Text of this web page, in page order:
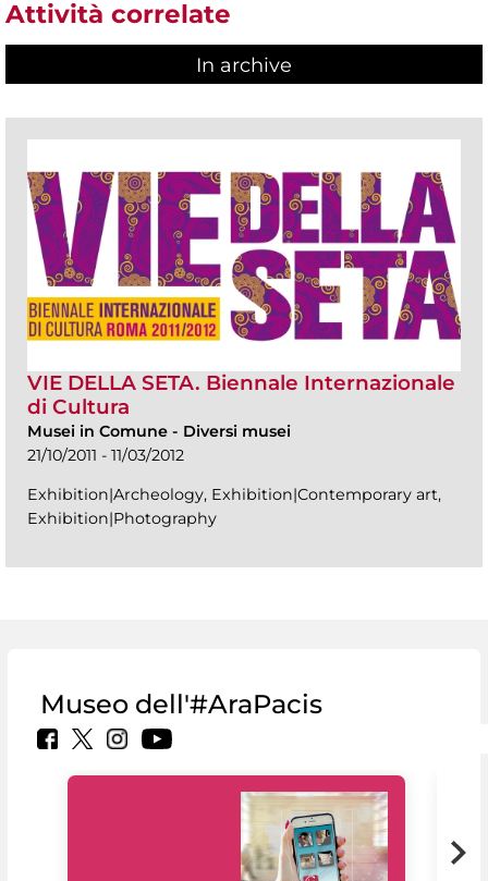
Attività correlate
In archive
VIE DELLA SETA. Biennale Internazionale
di Cultura
Musei in Comune - Diversi musei
21/10/2011 - 11/03/2012
Exhibition|Archeology, Exhibition|Contemporary art,
Exhibition|Photography
Museo dell'#AraPacis